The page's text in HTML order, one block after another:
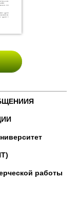
работы